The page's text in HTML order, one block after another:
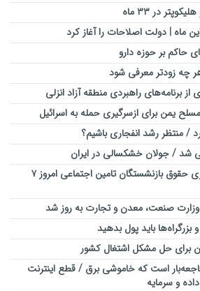
ماه | دولت اصلاحات را آغاز کرد
بر حوزه دارو
چه زودتر معرفی شود
برنامه‌های راهبردی منطقه آزاد انزلی
یمن برای ازسرگیری حمله به اسرائیل
منتظر رشد انفجاری باشیم؟
آخرین خبر از همسان سازی حقوق بازنشستگان تامین اجتماعی امروز ۷
وزارت صنعت، معدن و تجارت به روز شد
باید پول بدهید
برای حل مشکل اشتغال کشور
است که خاموشی برق / قطع اینترنت
و سرمایه